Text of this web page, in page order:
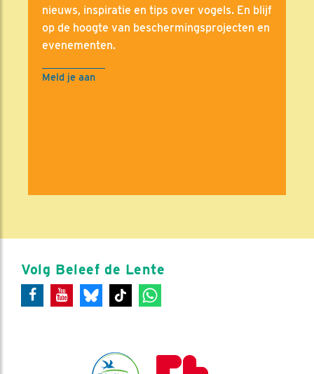
nieuws, inspiratie en tips over vogels. En blijf
op de hoogte van beschermingsprojecten en
evenementen.
Meld je aan
Volg Beleef de Lente